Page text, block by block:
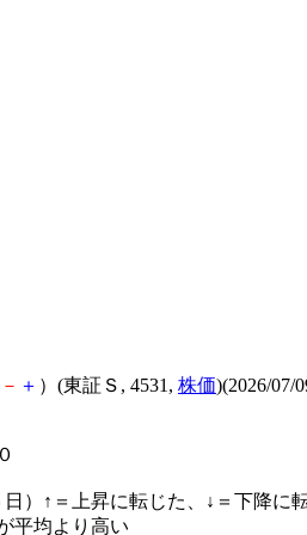
－ ＋ ）(東証Ｓ, 4531, 株価)(2026/07/
）↑＝上昇に転じた、↓＝下降に転
平均より高い